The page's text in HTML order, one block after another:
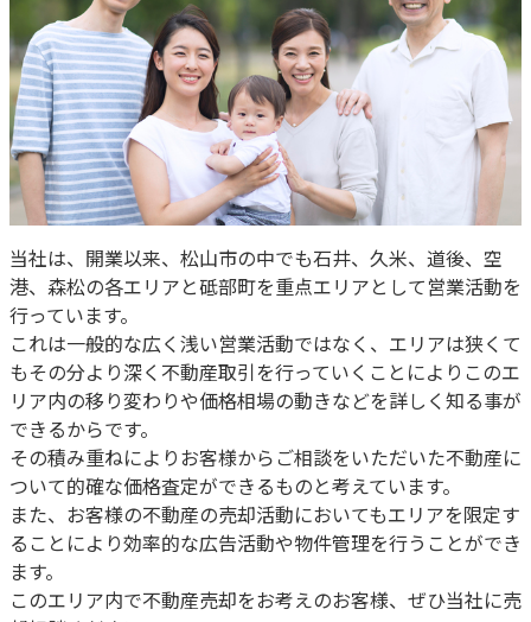
当社は、開業以来、松山市の中でも石井、久米、道後、空
港、森松の各エリアと砥部町を重点エリアとして営業活動を
行っています。
これは一般的な広く浅い営業活動ではなく、エリアは狭くて
もその分より深く不動産取引を行っていくことによりこのエ
リア内の移り変わりや価格相場の動きなどを詳しく知る事が
できるからです。
その積み重ねによりお客様からご相談をいただいた不動産に
ついて的確な価格査定ができるものと考えています。
また、お客様の不動産の売却活動においてもエリアを限定す
ることにより効率的な広告活動や物件管理を行うことができ
ます。
このエリア内で不動産売却をお考えのお客様、ぜひ当社に売